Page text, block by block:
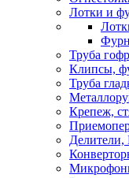
Лотки и
Труба
Клипсы,
Труба
Крепеж,